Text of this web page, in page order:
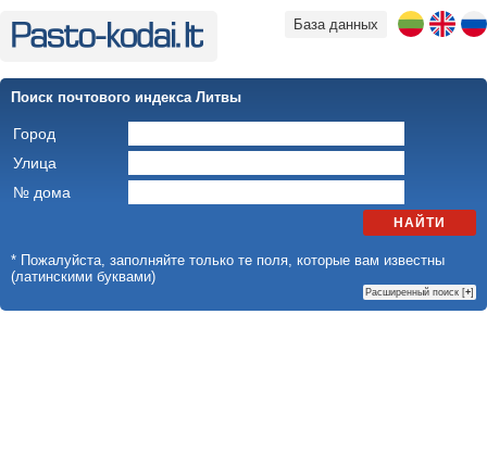
База данных
Поиск почтового индекса Литвы
Город
Улица
№ дома
НАЙТИ
* Пожалуйста, заполняйте только те поля, которые вам известны
(латинскими буквами)
Расширенный поиск [+]